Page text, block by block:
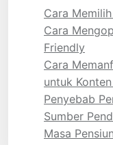
Cara
Cara
Friendly
Cara
untuk
Penyebab
Sumber
Masa Pensiun